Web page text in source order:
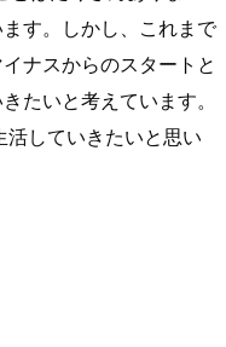
す。しかし、これまで
ナスからのスタートと
たいと考えています。
活していきたいと思い